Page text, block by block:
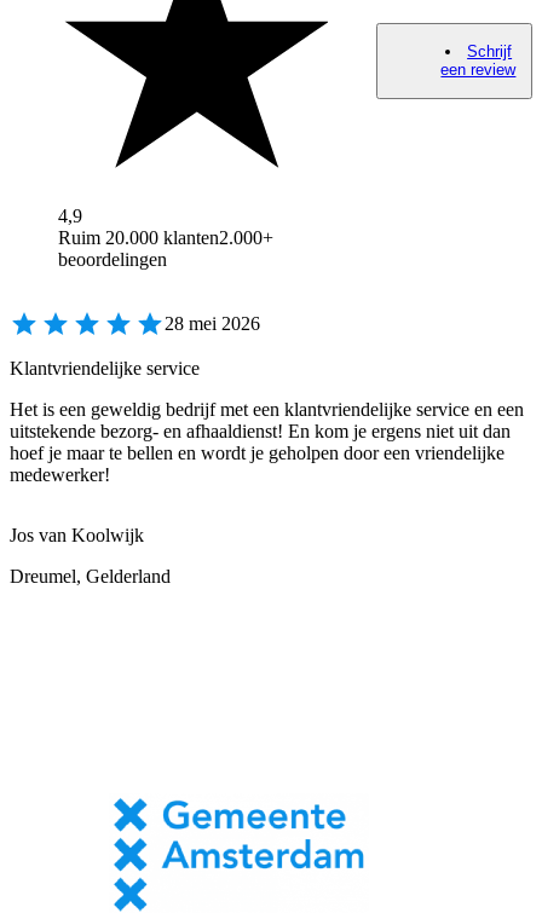
4,9
Ruim 20.000 klanten2.000+
beoordelingen
Schrijf
een review
28 mei 2026
Klantvriendelijke service
Het is een geweldig bedrijf met een klantvriendelijke service en een
uitstekende bezorg- en afhaaldienst! En kom je ergens niet uit dan
hoef je maar te bellen en wordt je geholpen door een vriendelijke
medewerker!
Jos van Koolwijk
Dreumel, Gelderland